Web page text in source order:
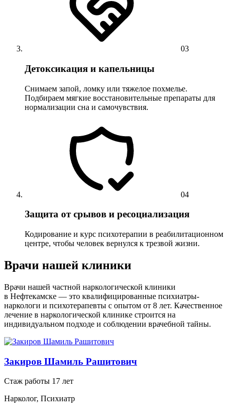
03
Детоксикация и капельницы
Снимаем запой, ломку или тяжелое похмелье.
Подбираем мягкие восстановительные препараты для
нормализации сна и самочувствия.
04
Защита от срывов и ресоциализация
Кодирование и курс психотерапии в реабилитационном
центре, чтобы человек вернулся к трезвой жизни.
Врачи нашей клиники
Врачи нашей частной наркологической клиники
в Нефтекамске — это квалифицированные психиатры-
наркологи и психотерапевты с опытом от 8 лет. Качественное
лечение в наркологической клинике строится на
индивидуальном подходе и соблюдении врачебной тайны.
Закиров Шамиль Рашитович
Стаж работы 17 лет
Нарколог, Психиатр